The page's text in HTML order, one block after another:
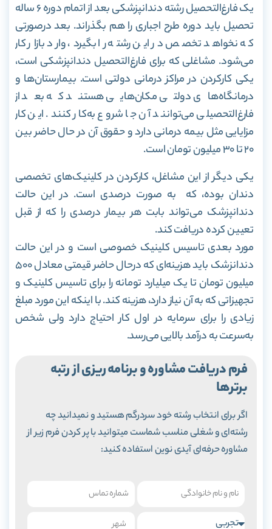
یک فارغ‌التحصیل رشته دندانپزشکی بعد از اتمام دوره ۶ ساله
تحصیل باید دوره طرح اجباری را هم بگذراند. بعد درصورتی
که نخواهد تخصص در این رشته را بگیرد، وارد بازار کار
می‌شود. مشاغلی که برای فارغ‌التحصیل دندانپزشکی است،
یکی کارکردن در مراکز درمانی دولتی است. بیمارستان‌ها و
درمانگاه‌های دولتی مکان‌هایی هستند که بعد از
فارغ‌التحصیلی می‌توانند آن جا شروع به‌کار کنند. این کار
مزایایی مثل بیمه درمانی دارد و حقوق آن در حال حاضر بین
۲۰ تا ۳۰ میلیون تومان است
.
یکی دیگر از این مشاغل، کارکردن در کلینیک‌های تخصصی
دندان بوده، که به‌ صورت درصدی است. در این حالت
دندانپزشک می‌تواند بابت هر بیمار درصدی را که از قبل
تعیین کرده دریافت کند.
مورد بعدی تاسیس کلینیک خصوصی است و در این حالت
دندانزشک باید هزینه‌ای که درحال حاضر قیمتی معادل ۵۰۰
میلیون تومان تا یک میلیارد تومانه را برای تاسیس کلینیک و
تجهیزاتی که به آن نیاز دارد، هزینه کند. با اینکه این مورد مبلغ
زیادی را برای سرمایه در اول کار احتیاج دارد ولی شخص
به‌سرعت به درآمد بالایی می‌رسد.
فرم دریافت مشاوره و برنامه ریزی از رتبه
برترها
اگر برای انتخاب رشته خود سردرگم هستید و نمیدانید چه
رشته‌ای و شغلی مناسب شماست میتوانید با پر کردن فرم زیر از
مشاوره حرفه‌ای آیدی نوین استفاده کنید: